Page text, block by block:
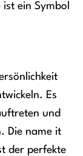
ein Symbol
Es
und
Die name it
der perfekte